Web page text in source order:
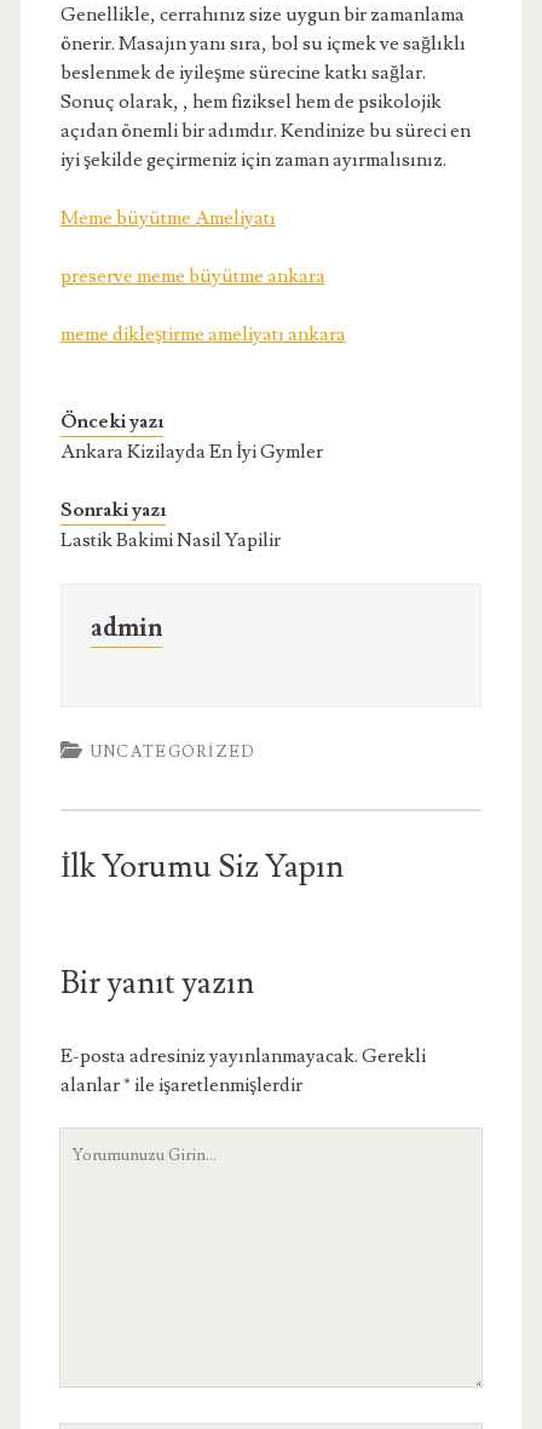
Genellikle, cerrahınız size uygun bir zamanlama
önerir. Masajın yanı sıra, bol su içmek ve sağlıklı
beslenmek de iyileşme sürecine katkı sağlar.
Sonuç olarak, , hem fiziksel hem de psikolojik
açıdan önemli bir adımdır. Kendinize bu süreci en
iyi şekilde geçirmeniz için zaman ayırmalısınız.
Meme büyütme Ameliyatı
preserve meme büyütme ankara
meme dikleştirme ameliyatı ankara
Önceki yazı
Ankara Kizilayda En İyi Gymler
Sonraki yazı
Lastik Bakimi Nasil Yapilir
admin
UNCATEGORIZED
İlk Yorumu Siz Yapın
Bir yanıt yazın
E-posta adresiniz yayınlanmayacak. Gerekli
alanlar*ile işaretlenmişlerdir
Yorumunuz